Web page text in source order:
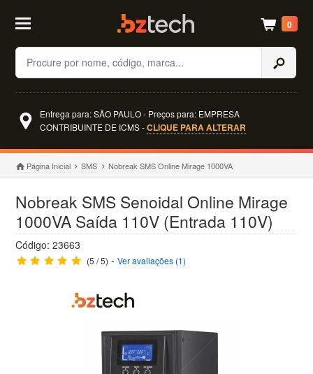
Buscar
0
Entrega para: SÃO PAULO - Preços para: EMPRESA
CONTRIBUINTE DE ICMS -CLIQUE PARA ALTERAR
Página Inicial SMS Nobreak SMS Online Mirage 1000VA
Nobreak SMS Senoidal Online Mirage
1000VA Saída 110V (Entrada 110V)
Código: 23663
(5 / 5) -Ver avaliações (1)